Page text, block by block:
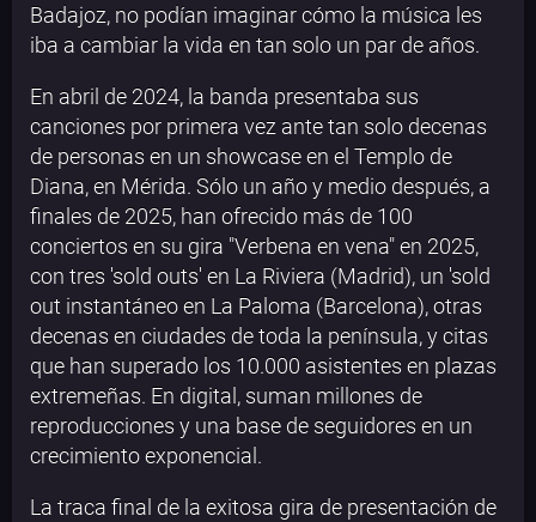
Badajoz, no podían imaginar cómo la música les
iba a cambiar la vida en tan solo un par de años.
En abril de 2024, la banda presentaba sus
canciones por primera vez ante tan solo decenas
de personas en un showcase en el Templo de
Diana, en Mérida. Sólo un año y medio después, a
finales de 2025, han ofrecido más de 100
conciertos en su gira "Verbena en vena" en 2025,
con tres 'sold outs' en La Riviera (Madrid), un 'sold
out instantáneo en La Paloma (Barcelona), otras
decenas en ciudades de toda la península, y citas
que han superado los 10.000 asistentes en plazas
extremeñas. En digital, suman millones de
reproducciones y una base de seguidores en un
crecimiento exponencial.
La traca final de la exitosa gira de presentación de